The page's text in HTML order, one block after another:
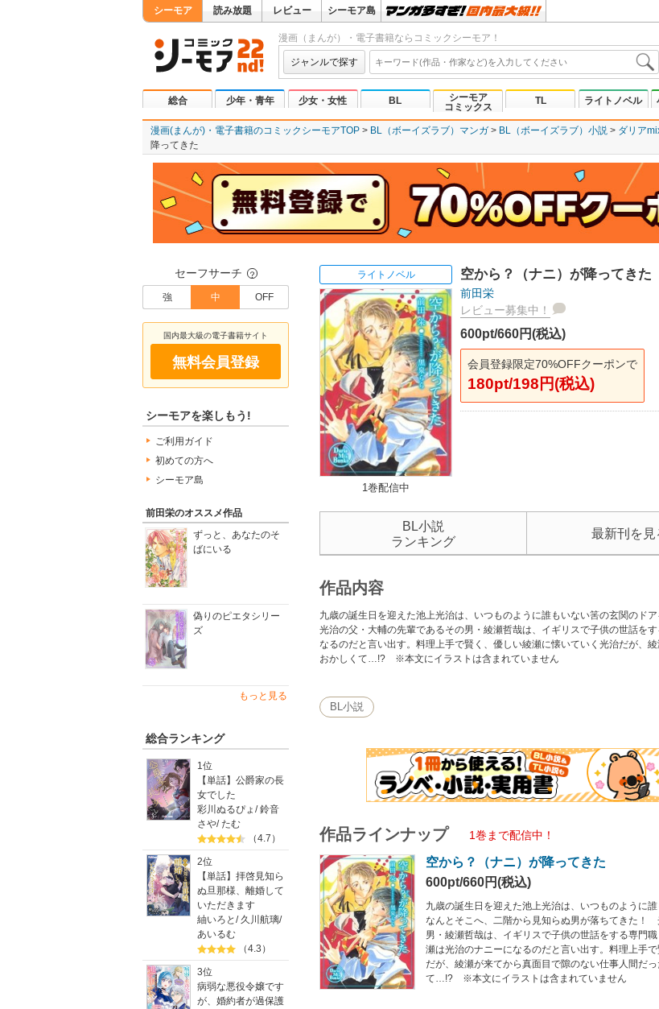
シーモア 読み放題 レビュー シーモア島
漫画（まんが）・電子書籍ならコミックシーモア！
ジャンルで探す
総合 少年・青年 少女・女性 BL
シーモア
コミックス
TL ライトノベル
漫画(まんが)・電子書籍のコミックシーモアTOP BL（ボーイズラブ）マンガ BL（ボーイズラブ）小説 ダリア
降ってきた
セーフサーチ ？
強 中 OFF
国内最大級の電子書籍サイト
無料会員登録
シーモアを楽しもう!
ご利用ガイド
初めての方へ
シーモア島
前田栄のオススメ作品
ずっと、あなたのそ
ばにいる
偽りのピエタシリー
ズ
もっと見る
総合ランキング
1位
【単話】公爵家の長
女でした
彩川ぬるぴょ /鈴音
さや/たむ
（4.7）
2位
【単話】拝啓見知ら
ぬ旦那様、離婚して
いただきます
紬いろと / 久川航璃/
あいるむ
（4.3）
3位
病弱な悪役令嬢です
が、婚約者が過保護
ライトノベル
1巻配信中
空から？（ナニ）が降ってきた
前田栄
レビュー募集中！
600pt/660円(税込)
会員登録限定70%OFFクーポンで
180pt/198円(税込)
BL小説
ランキング
最新刊を見
作品内容
九歳の誕生日を迎えた池上光治は、いつものように誰もいない筈の玄関のド
光治の父・大輔の先輩であるその男・綾瀬哲哉は、イギリスで子供の世話を
なるのだと言い出す。料理上手で賢く、優しい綾瀬に懐いていく光治だが、
おかしくて…!? ※本文にイラストは含まれていません
BL小説
作品ラインナップ 1巻まで配信中！
空から？（ナニ）が降ってきた
600pt/660円(税込)
九歳の誕生日を迎えた池上光治は、いつものように
なんとそこへ、二階から見知らぬ男が落ちてきた！
男・綾瀬哲哉は、イギリスで子供の世話をする専門
瀬は光治のナニーになるのだと言い出す。料理上手
だが、綾瀬が来てから真面目で隙のない仕事人間だ
て…!? ※本文にイラストは含まれていません